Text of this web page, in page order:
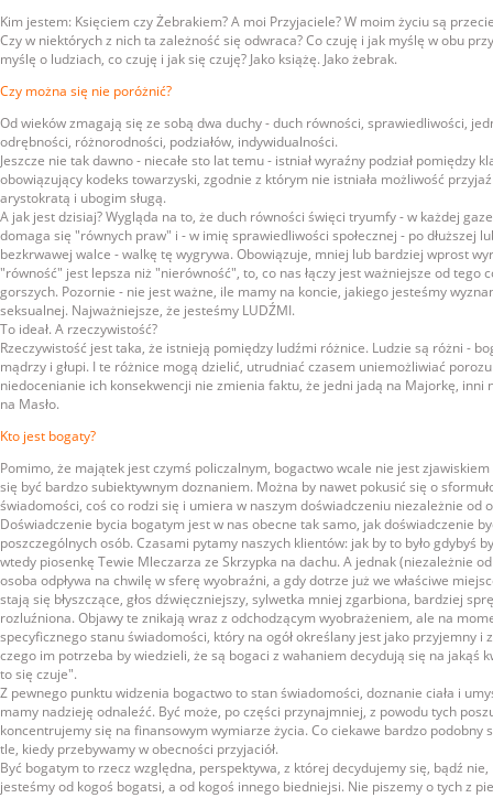
Kim jestem: Księciem czy Żebrakiem? A moi Przyjaciele? W moim życiu są
Czy w niektórych z nich ta zależność się odwraca? Co czuję i jak myślę w obu
myślę o ludziach, co czuję i jak się czuję? Jako książę. Jako żebrak.
Czy można się nie poróżnić?
Od wieków zmagają się ze sobą dwa duchy - duch równości, sprawiedliwości,
odrębności, różnorodności, podziałów, indywidualności.
Jeszcze nie tak dawno - niecałe sto lat temu - istniał wyraźny podział pomiędzy
obowiązujący kodeks towarzyski, zgodnie z którym nie istniała możliwość
arystokratą i ubogim sługą.
A jak jest dzisiaj? Wygląda na to, że duch równości święci tryumfy - w każdej
domaga się "równych praw" i - w imię sprawiedliwości społecznej - po dłuższej
bezkrwawej walce - walkę tę wygrywa. Obowiązuje, mniej lub bardziej wprost
"równość" jest lepsza niż "nierówność", to, co nas łączy jest ważniejsze od tego
gorszych. Pozornie - nie jest ważne, ile mamy na koncie, jakiego jesteśmy
seksualnej. Najważniejsze, że jesteśmy LUDŹMI.
To ideał. A rzeczywistość?
Rzeczywistość jest taka, że istnieją pomiędzy ludźmi różnice. Ludzie są różni -
mądrzy i głupi. I te różnice mogą dzielić, utrudniać czasem uniemożliwiać
niedocenianie ich konsekwencji nie zmienia faktu, że jedni jadą na Majorkę, inni
na Masło.
Kto jest bogaty?
Pomimo, że majątek jest czymś policzalnym, bogactwo wcale nie jest
się być bardzo subiektywnym doznaniem. Można by nawet pokusić się o
świadomości, coś co rodzi się i umiera w naszym doświadczeniu niezależnie od
Doświadczenie bycia bogatym jest w nas obecne tak samo, jak doświadczenie
poszczególnych osób. Czasami pytamy naszych klientów: jak by to było gdybyś
wtedy piosenkę Tewie Mleczarza ze Skrzypka na dachu. A jednak (niezależnie
osoba odpływa na chwilę w sferę wyobraźni, a gdy dotrze już we właściwe
stają się błyszczące, głos dźwięczniejszy, sylwetka mniej zgarbiona, bardziej
rozluźniona. Objawy te znikają wraz z odchodzącym wyobrażeniem, ale na
specyficznego stanu świadomości, który na ogół określany jest jako przyjemny i
czego im potrzeba by wiedzieli, że są bogaci z wahaniem decydują się na jakąś
to się czuje".
Z pewnego punktu widzenia bogactwo to stan świadomości, doznanie ciała i
mamy nadzieję odnaleźć. Być może, po części przynajmniej, z powodu tych
koncentrujemy się na finansowym wymiarze życia. Co ciekawe bardzo podobny
tle, kiedy przebywamy w obecności przyjaciół.
Być bogatym to rzecz względna, perspektywa, z której decydujemy się, bądź
jesteśmy od kogoś bogatsi, a od kogoś innego biedniejsi. Nie piszemy o tych z